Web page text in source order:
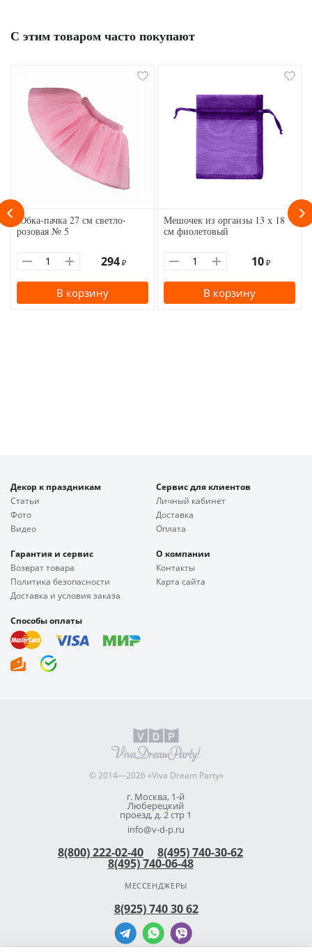
С этим товаром часто покупают
Юбка-пачка 27 см светло-
розовая № 5
294 ₽
В корзину
Мешочек из органзы 13 х 18
см фиолетовый
10 ₽
В корзину
Декор к праздникам
Статьи
Фото
Видео
Сервис для клиентов
Личный кабинет
Доставка
Оплата
Гарантия и сервис
Возврат товара
Политика безопасности
Доставка и условия заказа
О компании
Контакты
Карта сайта
Способы оплаты
© 2014—2026 «Viva Dream Party»
г. Москва, 1-й
Люберецкий
проезд, д. 2 стр 1
info@v-d-p.ru
8(800) 222-02-40 8(495) 740-30-62
8(495) 740-06-48
МЕССЕНДЖЕРЫ
8(925) 740 30 62